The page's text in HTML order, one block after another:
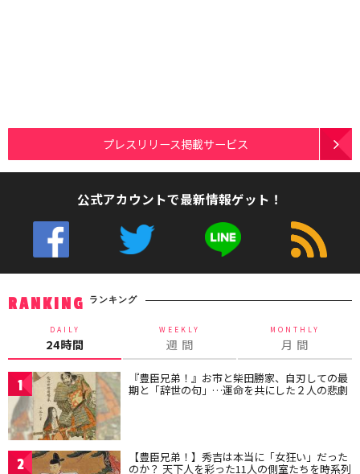
プレスリリース掲載サービス
公式アカウントで最新情報ゲット！
RANKING ランキング
DAILY
24時間
WEEKLY
週 間
MONTHLY
月 間
1 『豊臣兄弟！』お市と柴田勝家、自刃しての最
期と「辞世の句」…運命を共にした２人の悲劇
2 【豊臣兄弟！】秀吉は本当に「女狂い」だった
のか？ 天下人を彩った11人の側室たちを時系列